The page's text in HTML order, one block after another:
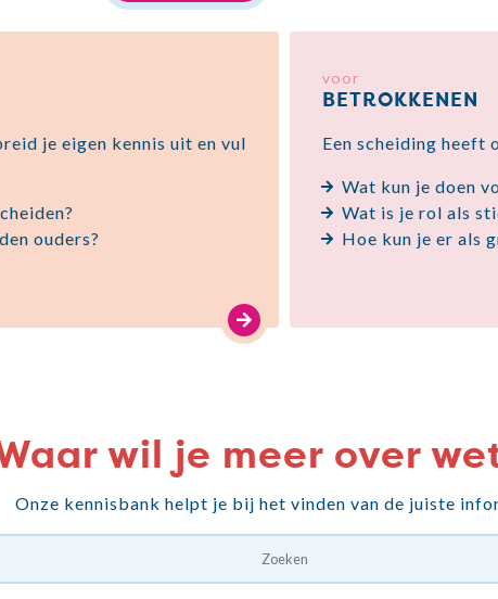
je eigen kennis uit en vul
ouders?
voor
BETROKKENEN
Een scheiding heeft
Wat kun je doen
Wat is je rol als
Hoe kun je er als
wil je meer over
Onze kennisbank helpt je bij het vinden van de juiste